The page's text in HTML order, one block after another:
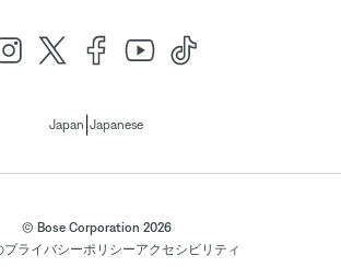
Japan Japanese
© Bose Corporation 2026
プライバシーポリシーアクセシビリティ